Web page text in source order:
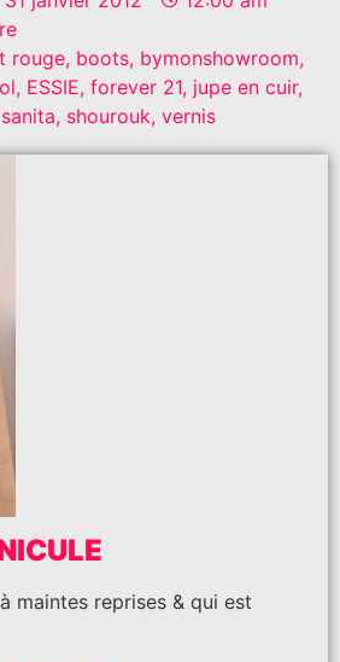
rouge, boots, bymonshowroom,
, ESSIE, forever 21, jupe en cuir,
sanita, shourouk, vernis
maintes reprises & qui est